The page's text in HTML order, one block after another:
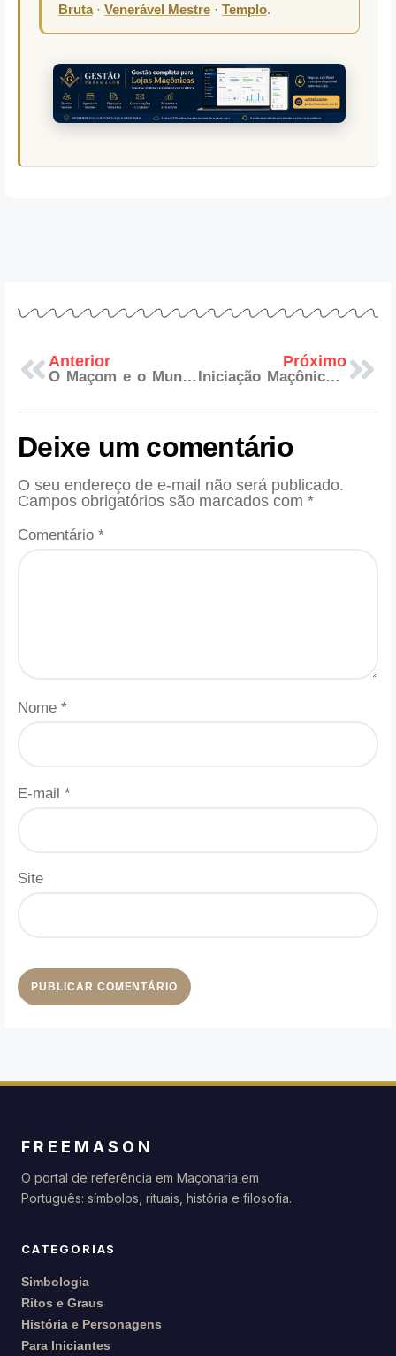
Bruta· Venerável Mestre· Templo.
Anterior
O Maçom e o Mundo: A Filantropia Maçônica para Além dos Muros do Templo
Próximo
Iniciação Maçônica: O Mistério da Câmara de Reflexões
Deixe um comentário
O seu endereço de e-mail não será publicado.
Campos obrigatórios são marcados com *
Comentário *
Nome *
E-mail *
Site
FREEMASON
O portal de referência em Maçonaria em
Português: símbolos, rituais, história e filosofia.
CATEGORIAS
Simbologia
Ritos e Graus
História e Personagens
Para Iniciantes